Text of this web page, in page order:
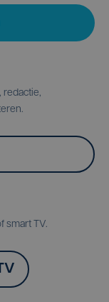
redactie,
smart TV.